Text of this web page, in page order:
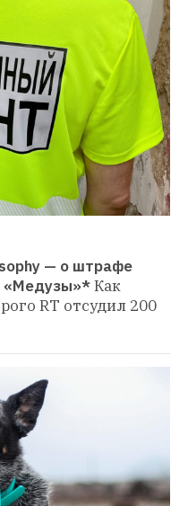
— о штрафе
«Медузы»*Как
RT отсудил 200